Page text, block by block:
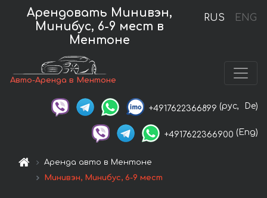
RUS ENG
Арендовать Минивэн,
Минибус, 6-9 мест в
Ментоне
Авто-Аренда в Ментоне
+4917622366899 (рус, De)
+4917622366900 (Eng)
Аренда авто в Ментоне
Минивэн, Минибус, 6-9 мест